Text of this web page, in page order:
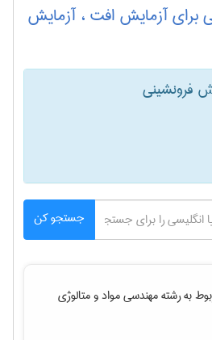
برای آزمایش افت ، آزمایش
فرونشینی
جستجو کن
به رشتهمهندسی مواد و متالوژی